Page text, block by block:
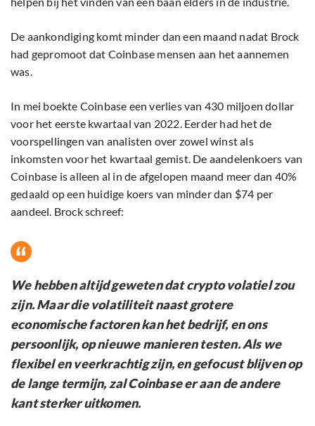
De aankondiging komt minder dan een maand nadat Brock
had gepromoot dat Coinbase mensen aan het aannemen
was.
In mei boekte Coinbase een verlies van 430 miljoen dollar
voor het eerste kwartaal van 2022. Eerder had het de
voorspellingen van analisten over zowel winst als
inkomsten voor het kwartaal gemist. De aandelenkoers van
Coinbase is alleen al in de afgelopen maand meer dan 40%
gedaald op een huidige koers van minder dan $74 per
aandeel. Brock schreef:
We hebben altijd geweten dat crypto volatiel zou
zijn. Maar die volatiliteit naast grotere
economische factoren kan het bedrijf, en ons
persoonlijk, op nieuwe manieren testen. Als we
flexibel en veerkrachtig zijn, en gefocust blijven op
de lange termijn, zal Coinbase er aan de andere
kant sterker uitkomen.